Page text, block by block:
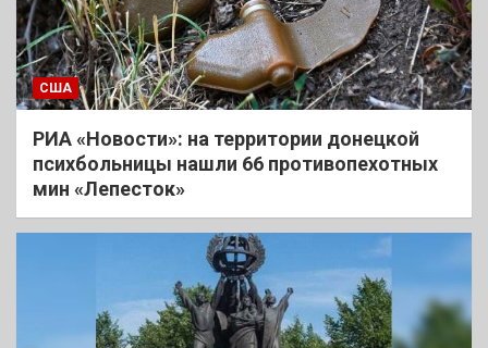
США
РИА «Новости»: на территории донецкой
психбольницы нашли 66 противопехотных
мин «Лепесток»